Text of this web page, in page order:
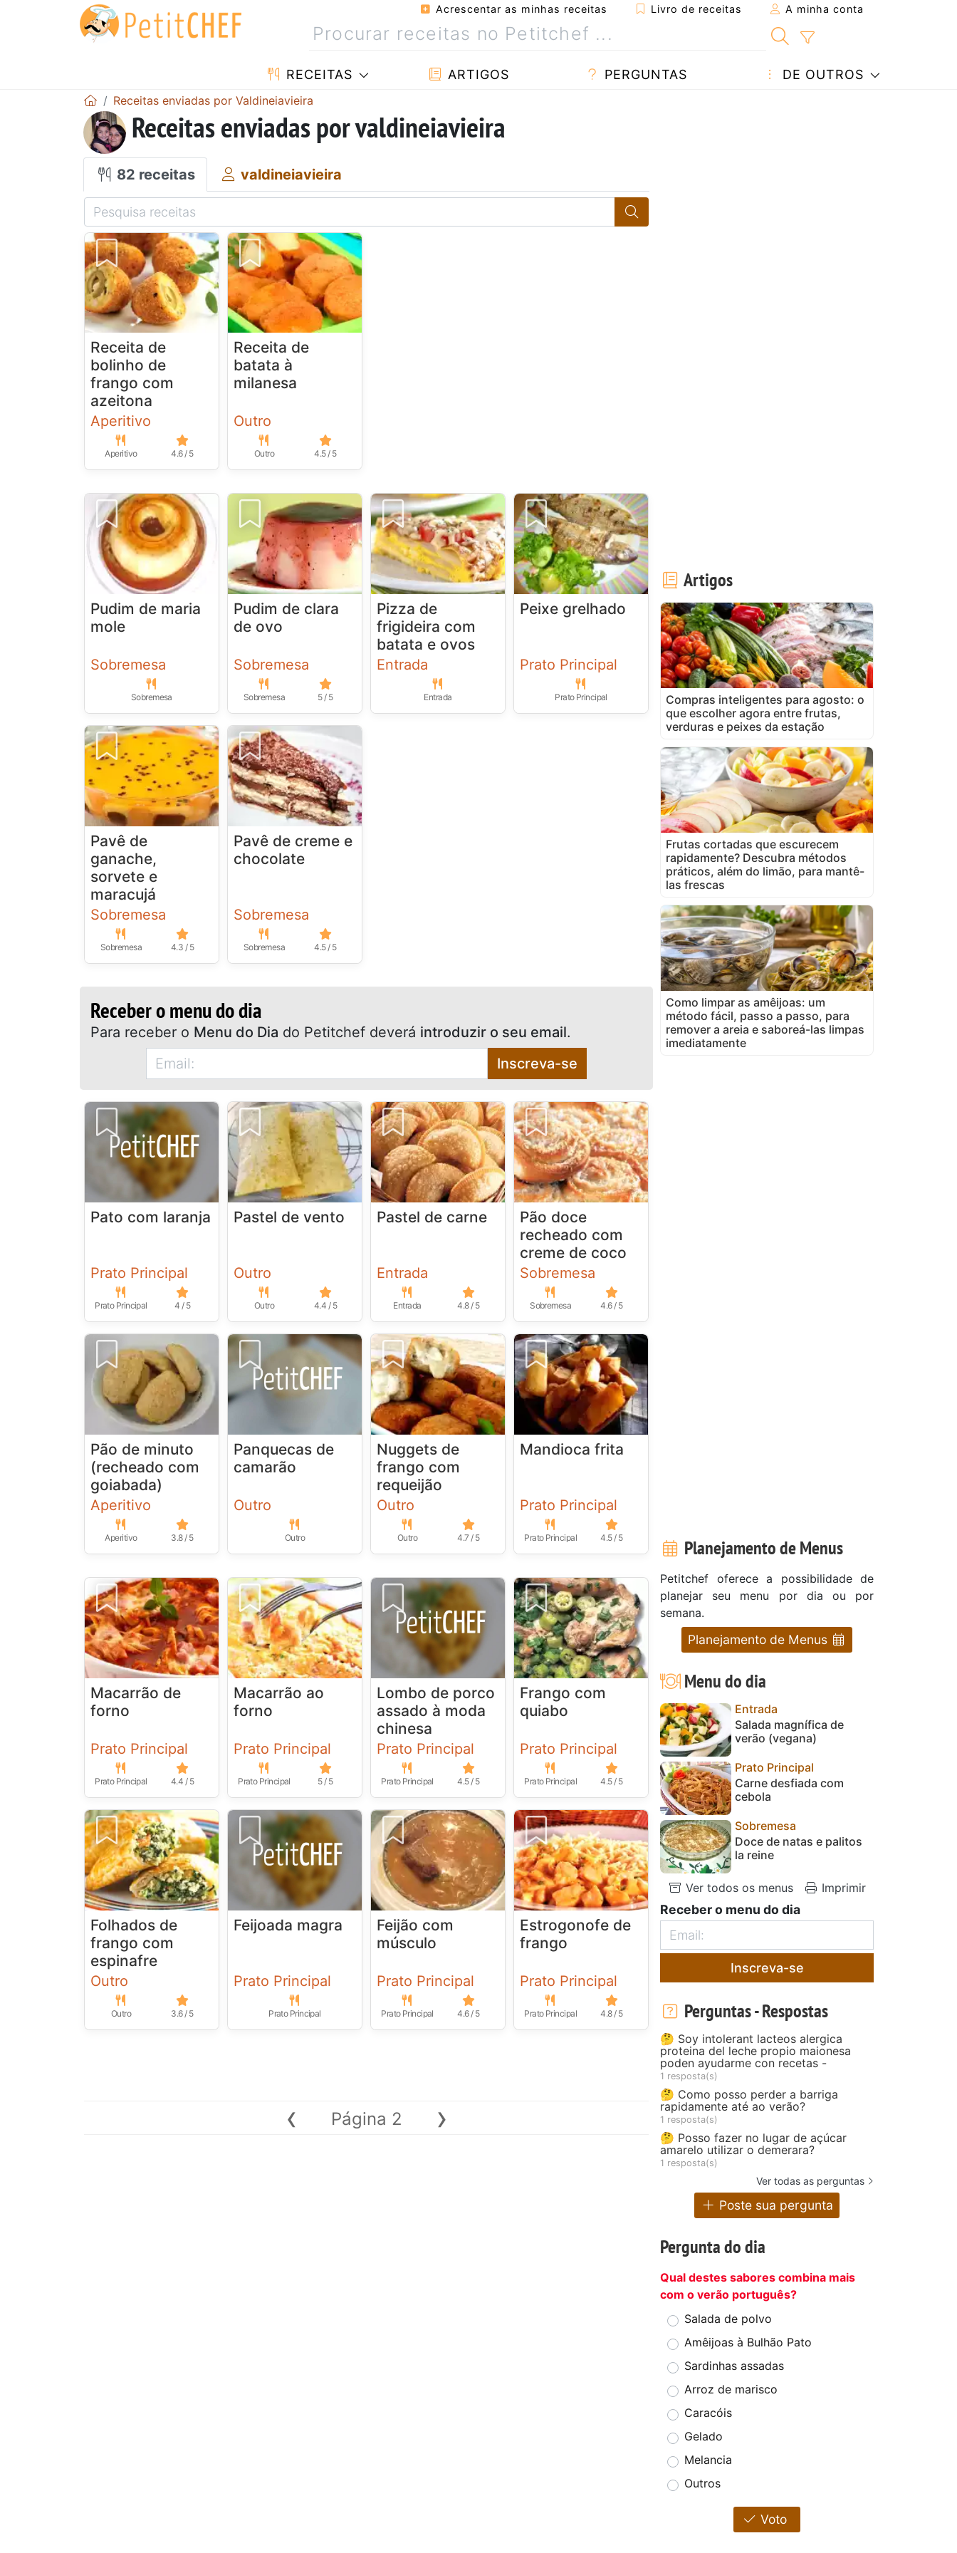
Acrescentar as minhas receitas Livro de receitas A minha conta
RECEITAS ARTIGOS PERGUNTAS DE OUTROS
Receitas enviadas por Valdineiavieira
Receitas enviadas por valdineiavieira
82 receitas valdineiavieira
Receita de
bolinho de
frango com
azeitona
Aperitivo
Aperitivo 4.6 / 5
Receita de
batata à
milanesa
Outro
Outro 4.5 / 5
Pudim de maria
mole
Sobremesa
Sobremesa
Pudim de clara
de ovo
Sobremesa
Sobremesa 5 / 5
Pizza de
frigideira com
batata e ovos
Entrada
Entrada
Peixe grelhado
Prato Principal
Prato Principal
Pavê de
ganache,
sorvete e
maracujá
Sobremesa
Sobremesa 4.3 / 5
Pavê de creme e
chocolate
Sobremesa
Sobremesa 4.5 / 5
Receber o menu do dia
Para receber o Menu do Dia do Petitchef deverá introduzir o seu email.
Inscreva-se
Pato com laranja
Prato Principal
Prato Principal 4 / 5
Pastel de vento
Outro
Outro 4.4 / 5
Pastel de carne
Entrada
Entrada 4.8 / 5
Pão doce
recheado com
creme de coco
Sobremesa
Sobremesa 4.6 / 5
Pão de minuto
(recheado com
goiabada)
Aperitivo
Aperitivo 3.8 / 5
Panquecas de
camarão
Outro
Outro
Nuggets de
frango com
requeijão
Outro
Outro 4.7 / 5
Mandioca frita
Prato Principal
Prato Principal 4.5 / 5
Macarrão de
forno
Prato Principal
Prato Principal 4.4 / 5
Macarrão ao
forno
Prato Principal
Prato Principal 5 / 5
Lombo de porco
assado à moda
chinesa
Prato Principal
Prato Principal 4.5 / 5
Frango com
quiabo
Prato Principal
Prato Principal 4.5 / 5
Folhados de
frango com
espinafre
Outro
Outro 3.6 / 5
Feijoada magra
Prato Principal
Prato Principal
Feijão com
músculo
Prato Principal
Prato Principal 4.6 / 5
Estrogonofe de
frango
Prato Principal
Prato Principal 4.8 / 5
‹ Página 2 ›
Artigos
Compras inteligentes para agosto: o
que escolher agora entre frutas,
verduras e peixes da estação
Frutas cortadas que escurecem
rapidamente? Descubra métodos
práticos, além do limão, para mantê-
las frescas
Como limpar as amêijoas: um
método fácil, passo a passo, para
remover a areia e saboreá-las limpas
imediatamente
Planejamento de Menus
Petitchef oferece a possibilidade de
planejar seu menu por dia ou por
semana.
Planejamento de Menus
Menu do dia
Entrada
Salada magnífica de
verão (vegana)
Prato Principal
Carne desfiada com
cebola
Sobremesa
Doce de natas e palitos
la reine
Ver todos os menus Imprimir
Receber o menu do dia
Inscreva-se
Perguntas - Respostas
🤔 Soy intolerant lacteos alergica
proteina del leche propio maionesa
poden ayudarme con recetas -
1 resposta(s)
🤔 Como posso perder a barriga
rapidamente até ao verão?
1 resposta(s)
🤔 Posso fazer no lugar de açúcar
amarelo utilizar o demerara?
1 resposta(s)
Ver todas as perguntas
Poste sua pergunta
Pergunta do dia
Qual destes sabores combina mais
com o verão português?
Salada de polvo
Amêijoas à Bulhão Pato
Sardinhas assadas
Arroz de marisco
Caracóis
Gelado
Melancia
Outros
Voto